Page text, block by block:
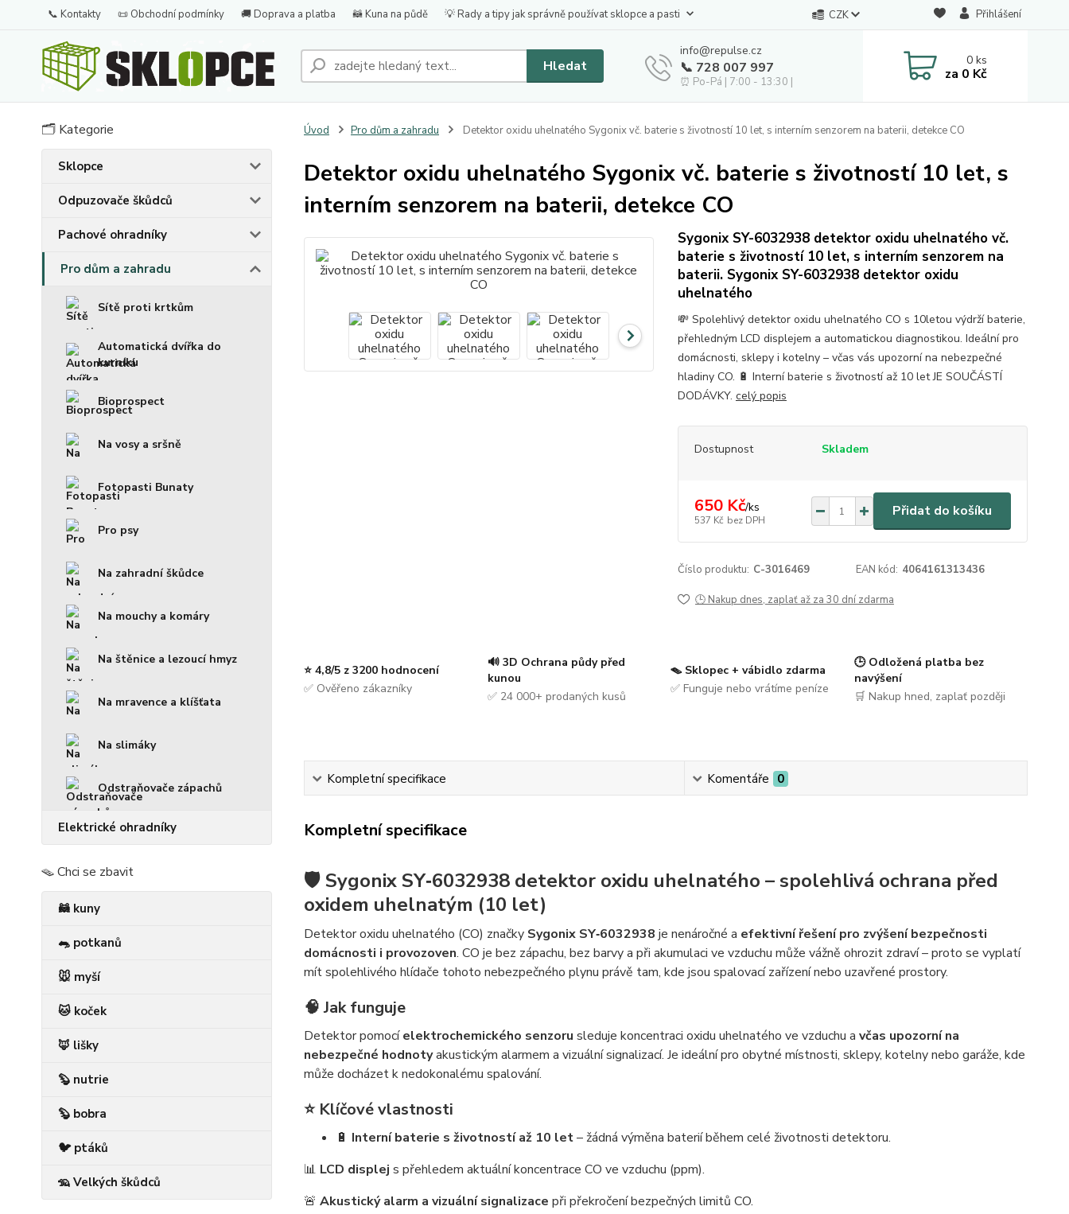
📞 Kontakty 📜 Obchodní podmínky 🚚 Doprava a platba 🦝 Kuna na půdě 💡 Rady a tipy jak správně používat sklopce a pasti CZK Přihlášení
Hledat
info@repulse.cz
📞 728 007 997
⏰ Po-Pá | 7:00 - 13:30 |
0ks
za 0 Kč
🗂️ Kategorie
Sklopce
Odpuzovače škůdců
Pachové ohradníky
Pro dům a zahradu
Sítě proti krtkům
Automatická dvířka do
kurníku
Bioprospect
Na vosy a sršně
Fotopasti Bunaty
Pro psy
Na zahradní škůdce
Na mouchy a komáry
Na štěnice a lezoucí hmyz
Na mravence a klíšťata
Na slimáky
Odstraňovače zápachů
Elektrické ohradníky
🪤 Chci se zbavit
🦝 kuny
🐀 potkanů
🐭 myší
🐱 koček
🦊 lišky
🦫 nutrie
🦫 bobra
🐦 ptáků
🦡 Velkých škůdců
Úvod Pro dům a zahradu Detektor oxidu uhelnatého Sygonix vč. baterie s životností 10 let, s interním senzorem na baterii, detekce CO
Detektor oxidu uhelnatého Sygonix vč. baterie s životností 10 let, s
interním senzorem na baterii, detekce CO
Sygonix SY-6032938 detektor oxidu uhelnatého vč.
baterie s životností 10 let, s interním senzorem na
baterii. Sygonix SY-6032938 detektor oxidu
uhelnatého
💸 Spolehlivý detektor oxidu uhelnatého CO s 10letou výdrží baterie,
přehledným LCD displejem a automatickou diagnostikou. Ideální pro
domácnosti, sklepy i kotelny – včas vás upozorní na nebezpečné
hladiny CO. 🔋 Interní baterie s životností až 10 let JE SOUČÁSTÍ
DODÁVKY. celý popis
Dostupnost Skladem
650 Kč/ks
537 Kč bez DPH
Přidat do košíku
Číslo produktu: C-3016469 EAN kód: 4064161313436
🕒 Nakup dnes, zaplať až za 30 dní zdarma
⭐ 4,8/5 z 3200 hodnocení
✅ Ověřeno zákazníky
🔊 3D Ochrana půdy před
kunou
✅ 24 000+ prodaných kusů
🪤 Sklopec + vábidlo zdarma
✅ Funguje nebo vrátíme peníze
🕒 Odložená platba bez
navýšení
🛒 Nakup hned, zaplať později
Kompletní specifikace Komentáře 0
Kompletní specifikace
🛡️ Sygonix SY‑6032938 detektor oxidu uhelnatého – spolehlivá ochrana před
oxidem uhelnatým (10 let)
Detektor oxidu uhelnatého (CO) značky Sygonix SY‑6032938 je nenáročné a efektivní řešení pro zvýšení bezpečnosti
domácnosti i provozoven. CO je bez zápachu, bez barvy a při akumulaci ve vzduchu může vážně ohrozit zdraví – proto se vyplatí
mít spolehlivého hlídače tohoto nebezpečného plynu právě tam, kde jsou spalovací zařízení nebo uzavřené prostory.
🧠 Jak funguje
Detektor pomocíelektrochemického senzoru sleduje koncentraci oxidu uhelnatého ve vzduchu a včas upozorní na
nebezpečné hodnotyakustickým alarmem a vizuální signalizací. Je ideální pro obytné místnosti, sklepy, kotelny nebo garáže, kde
může docházet k nedokonalému spalování.
⭐ Klíčové vlastnosti
🔋 Interní baterie s životností až 10 let– žádná výměna baterií během celé životnosti detektoru.
📊 LCD displej s přehledem aktuální koncentrace CO ve vzduchu (ppm).
🚨 Akustický alarm a vizuální signalizace při překročení bezpečných limitů CO.